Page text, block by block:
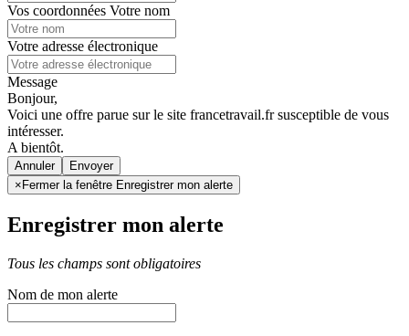
Vos coordonnées Votre nom
Votre adresse électronique
Message
Bonjour,
Voici une offre parue sur le site francetravail.fr susceptible de vous
intéresser.
A bientôt.
Annuler
× Fermer la fenêtre Enregistrer mon alerte
Enregistrer mon alerte
Tous les champs sont obligatoires
Nom de mon alerte